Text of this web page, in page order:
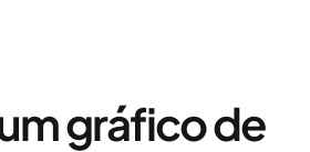
gráfico de